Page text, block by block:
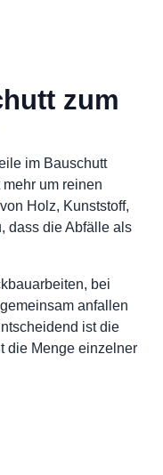
zum
im Bauschutt
um reinen
Holz, Kunststoff,
dass die Abfälle als
bei
anfallen
ist die
die Menge einzelner